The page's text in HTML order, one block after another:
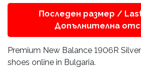
Последен размер /
Допълнителна
Premium New Balance 1906R
shoes online in Bulgaria.